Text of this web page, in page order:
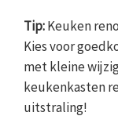
Tip:Keuken
Kies voor
met kleine
keukenkasten
uitstraling!